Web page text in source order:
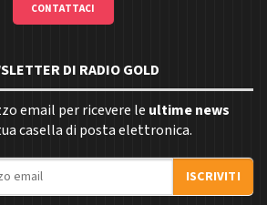
CONTATTACI
DI RADIO GOLD
email per ricevere le ultime news
casella di posta elettronica.
ISCRIVITI